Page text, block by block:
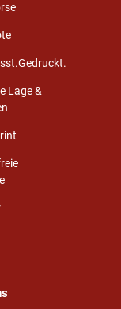
Lage &